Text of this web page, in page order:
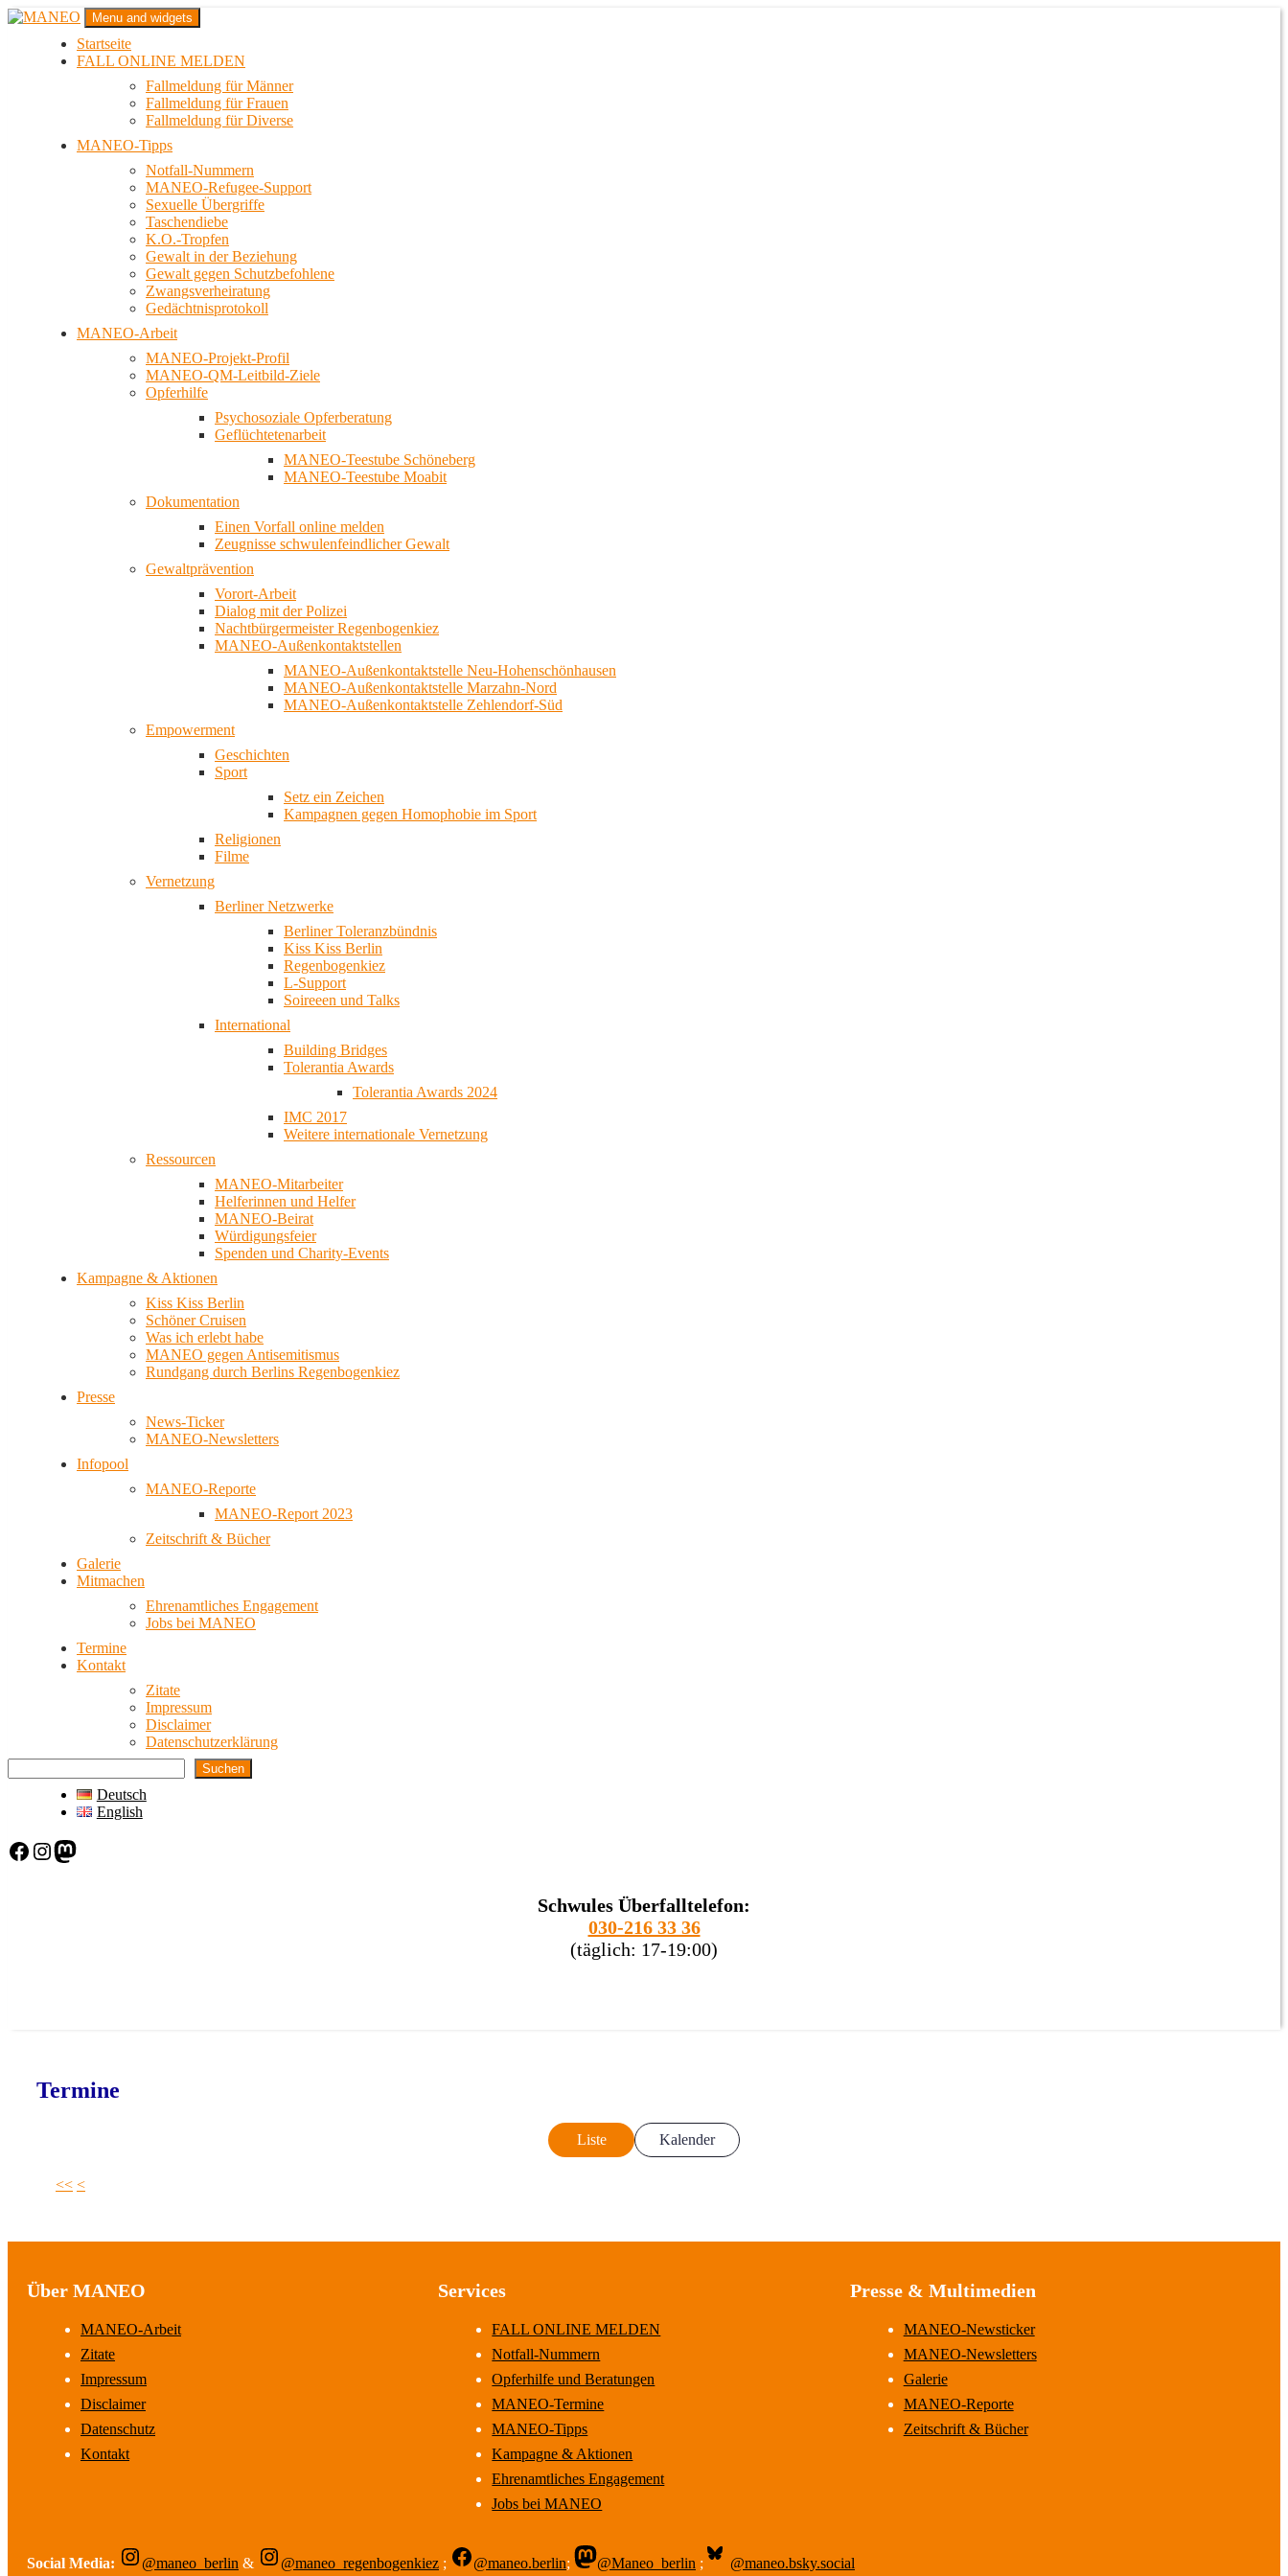
Zum
MANEO
Das schwule Anti-Gewalt-Projekt in Berlin
Menu and widgets
Startseite
FALL ONLINE MELDEN
Fallmeldung für Männer
Fallmeldung für Frauen
Fallmeldung für Diverse
MANEO-Tipps
Notfall-Nummern
MANEO-Refugee-Support
Sexuelle Übergriffe
Taschendiebe
K.O.-Tropfen
Gewalt in der Beziehung
Gewalt gegen Schutzbefohlene
Zwangsverheiratung
Gedächtnisprotokoll
MANEO-Arbeit
MANEO-Projekt-Profil
MANEO-QM-Leitbild-Ziele
Opferhilfe
Psychosoziale Opferberatung
Geflüchtetenarbeit
MANEO-Teestube Schöneberg
MANEO-Teestube Moabit
Dokumentation
Einen Vorfall online melden
Zeugnisse schwulenfeindlicher Gewalt
Gewaltprävention
Vorort-Arbeit
Dialog mit der Polizei
Nachtbürgermeister Regenbogenkiez
MANEO-Außenkontaktstellen
MANEO-Außenkontaktstelle Neu-Hohenschönhausen
MANEO-Außenkontaktstelle Marzahn-Nord
MANEO-Außenkontaktstelle Zehlendorf-Süd
Empowerment
Geschichten
Sport
Setz ein Zeichen
Kampagnen gegen Homophobie im Sport
Religionen
Filme
Vernetzung
Berliner Netzwerke
Berliner Toleranzbündnis
Kiss Kiss Berlin
Regenbogenkiez
L-Support
Soireeen und Talks
International
Building Bridges
Tolerantia Awards
Tolerantia Awards 2024
IMC 2017
Weitere internationale Vernetzung
Ressourcen
MANEO-Mitarbeiter
Helferinnen und Helfer
MANEO-Beirat
Würdigungsfeier
Spenden und Charity-Events
Kampagne & Aktionen
Kiss Kiss Berlin
Schöner Cruisen
Was ich erlebt habe
MANEO gegen Antisemitismus
Rundgang durch Berlins Regenbogenkiez
Presse
News-Ticker
MANEO-Newsletters
Infopool
MANEO-Reporte
MANEO-Report 2023
Zeitschrift & Bücher
Galerie
Mitmachen
Ehrenamtliches Engagement
Jobs bei MANEO
Termine
Kontakt
Zitate
Impressum
Disclaimer
Datenschutzerklärung
Suchen
Deutsch
English
Facebook Instagram Mastodon
Schwules Überfalltelefon:
030-216 33 36
(täglich: 17-19:00)
Termine
Liste Kalender
<< <
Über MANEO
MANEO-Arbeit
Zitate
Impressum
Disclaimer
Datenschutz
Kontakt
Services
FALL ONLINE MELDEN
Notfall-Nummern
Opferhilfe und Beratungen
MANEO-Termine
MANEO-Tipps
Kampagne & Aktionen
Ehrenamtliches Engagement
Jobs bei MANEO
Presse & Multimedien
MANEO-Newsticker
MANEO-Newsletters
Galerie
MANEO-Reporte
Zeitschrift & Bücher
Social Media: @maneo_berlin & @maneo_regenbogenkiez ; @maneo.berlin; @Maneo_berlin ; @maneo.bsky.social